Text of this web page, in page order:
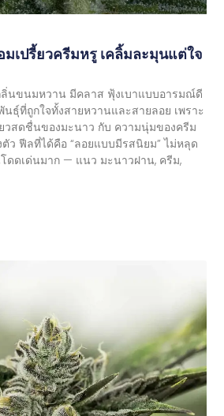
เปรี้ยวครีมหรู เคลิ้มละมุนแต่ใจ
ลิ่นขนมหวาน มีคลาส ฟุ้งเบาแบบอารมณ์ดี
นธุ์ที่ถูกใจทั้งสายหวานและสายลอย เพราะ
วสดชื่นของมะนาว กับ ความนุ่มของครีม
ว ฟีลที่ได้คือ “ลอยแบบมีรสนิยม” ไม่หลุด
ดดเด่นมาก — แนว มะนาวฝาน, ครีม,